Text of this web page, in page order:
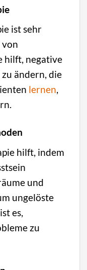
ist sehr
hilft, negative
ändern, die
lernen,
hilft, indem
und
ungelöste
es,
zu